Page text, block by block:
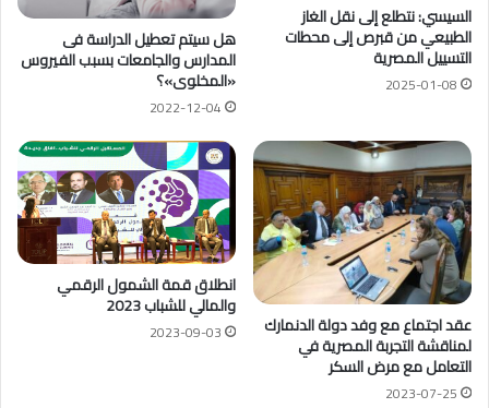
السيسي: نتطلع إلى نقل الغاز
الطبيعي من قبرص إلى محطات
التسييل المصرية
2025-01-08
هل سيتم تعطيل الدراسة فى
المدارس والجامعات بسبب الفيروس
«المخلوى»؟
2022-12-04
عقد اجتماع مع وفد دولة الدنمارك
لمناقشة التجربة المصرية في
التعامل مع مرض السكر
2023-07-25
انطلاق قمة الشمول الرقمي
والمالي للشباب 2023
2023-09-03